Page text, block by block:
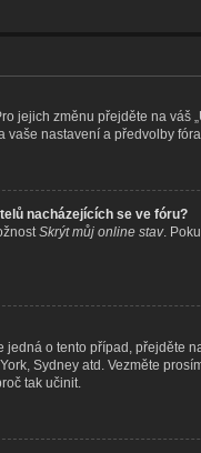
jejich změnu přejděte na
vaše nastavení a předvolby
nacházejících se ve fóru?
Skrýt můj online stav.
o tento případ, přejděte
Sydney atd. Vezměte
tak učinit.